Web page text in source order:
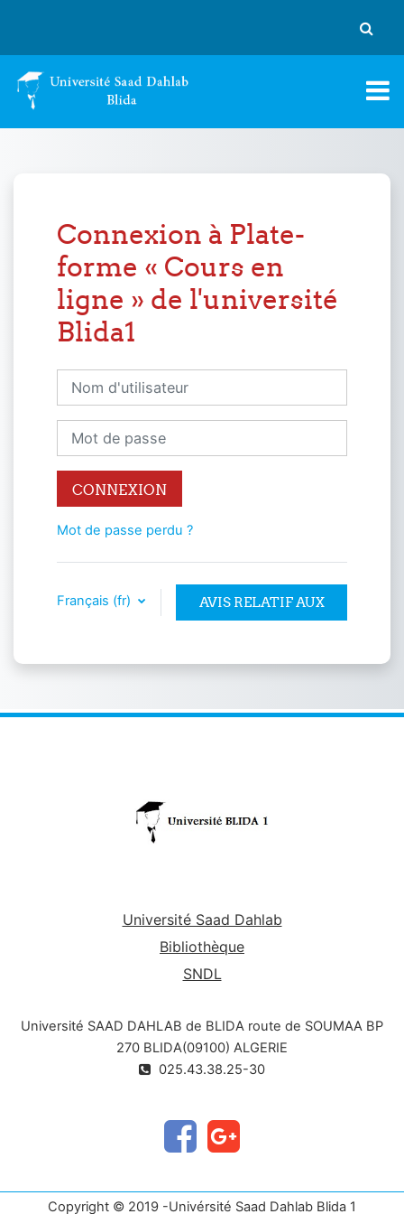
Connexion à Plate-
forme « Cours en
ligne » de l'université
Blida1
Nom d'utilisateur
Mot de passe
CONNEXION
Mot de passe perdu ?
Français ‎(fr)‎ AVIS RELATIF AUX
Université Saad Dahlab
Bibliothèque
SNDL
Université SAAD DAHLAB de BLIDA route de SOUMAA BP
270 BLIDA(09100) ALGERIE
025.43.38.25-30
Copyright © 2019 -Univérsité Saad Dahlab Blida 1